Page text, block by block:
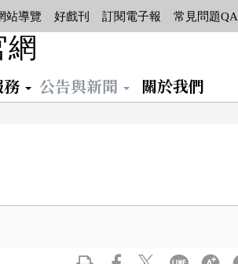
站導覽 好戲刊 訂閱電子報 常見問題QA
公告與新聞 關於我們